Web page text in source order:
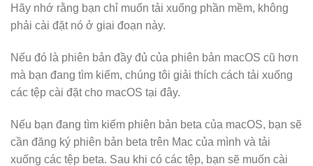
Hãy nhớ rằng bạn chỉ muốn tải xuống phần mềm, không
phải cài đặt nó ở giai đoạn này.
Nếu đó là phiên bản đầy đủ của phiên bản macOS cũ hơn
mà bạn đang tìm kiếm, chúng tôi giải thích cách tải xuống
các tệp cài đặt cho macOS tại đây.
Nếu bạn đang tìm kiếm phiên bản beta của macOS, bạn sẽ
cần đăng ký phiên bản beta trên Mac của mình và tải
xuống các tệp beta. Sau khi có các tệp, bạn sẽ muốn cài